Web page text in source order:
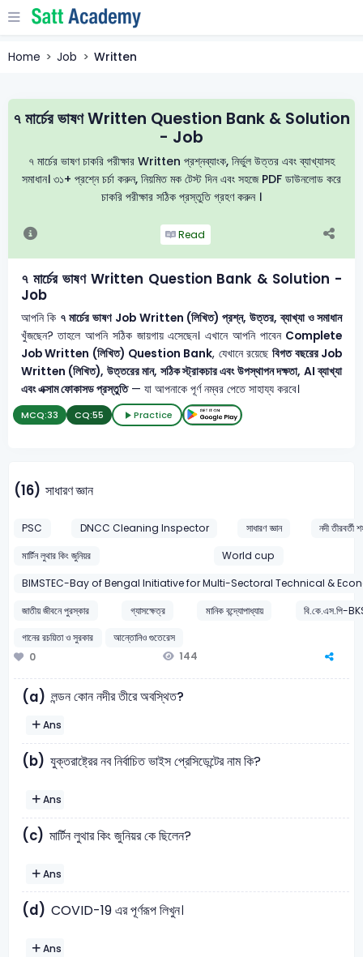
Home Job Written
৭ মার্চের ভাষণ Written Question Bank & Solution
- Job
৭ মার্চের ভাষণ চাকরি পরীক্ষার Written প্রশ্নব্যাংক, নির্ভুল উত্তর এবং ব্যাখ্যাসহ
সমাধান। ৩১+ প্রশ্নে চর্চা করুন, নিয়মিত মক টেস্ট দিন এবং সহজে PDF ডাউনলোড করে
চাকরি পরীক্ষার সঠিক প্রস্তুতি গ্রহণ করুন ।
Read
৭ মার্চের ভাষণ Written Question Bank & Solution -
Job
আপনি কি ৭ মার্চের ভাষণ Job Written (লিখিত) প্রশ্ন, উত্তর, ব্যাখ্যা ও সমাধান
খুঁজছেন? তাহলে আপনি সঠিক জায়গায় এসেছেন। এখানে আপনি পাবেন Complete
Job Written (লিখিত) Question Bank, যেখানে রয়েছেবিগত বছরের Job
Written (লিখিত), উত্তরের মান, সঠিক স্ট্রাকচার এবং উপস্থাপন দক্ষতা, AI ব্যাখ্যা
এবং এক্সাম ফোকাসড প্রস্তুতি— যা আপনাকে পূর্ণ নম্বর পেতে সাহায্য করবে।
MCQ:33 CQ:55 Practice
(16) সাধারণ জ্ঞান
PSC DNCC Cleaning Inspector সাধারণ জ্ঞান
নদী তীরবর্তী
মার্টিন লুথার কিং ‍জুনিয়র
World cup
BIMSTEC-Bay of Bengal Initiative for Multi-Sectoral Technical &
জাতীয় জীবনে পুরস্কার
গ্যাসক্ষেত্র মানিক বন্দ্যোপাধ্যায়
বি.কে.এস.পি-
গানের রচয়িতা ও সুরকার
আন্তোনিও গুতেরেস
0
144
(a) লন্ডন কোন নদীর তীরে অবস্থিত?
Ans
(b) যুক্তরাষ্ট্রের নব নির্বাচিত ভাইস প্রেসিডেন্টের নাম কি?
Ans
(c) মার্টিন লুথার কিং জুনিয়র কে ছিলেন?
Ans
(d) COVID-19 এর পূর্ণরূপ লিখুন।
Ans